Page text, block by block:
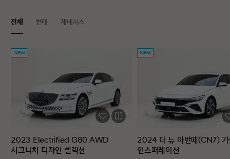
전체 현대 제네시스
New
2023 Electrified G80 AWD
시그니처 디자인 셀렉션
New
2024 더 뉴 아반떼(CN7)
인스퍼레이션